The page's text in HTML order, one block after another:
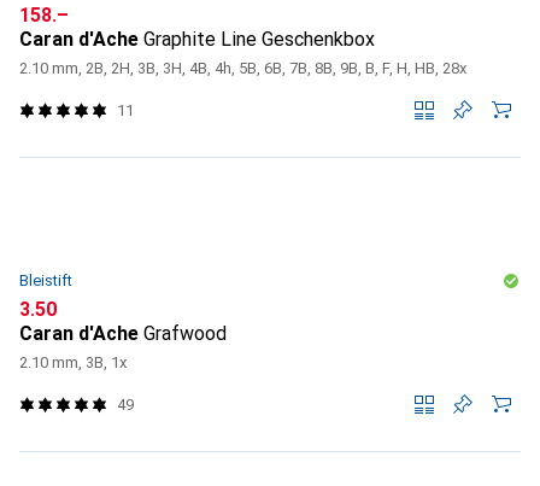
CHF
158.–
Caran d'Ache Graphite Line Geschenkbox
2.10 mm, 2B, 2H, 3B, 3H, 4B, 4h, 5B, 6B, 7B, 8B, 9B, B, F, H, HB, 28x
11
Bleistift
CHF
3.50
Caran d'Ache Grafwood
2.10 mm, 3B, 1x
49